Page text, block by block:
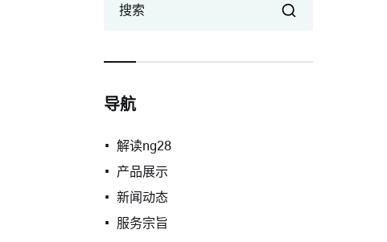
搜索
导航
解读ng28
产品展示
新闻动态
服务宗旨